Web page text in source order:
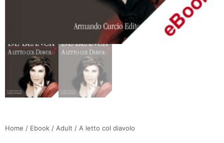
Home / Ebook / Adult / A letto col diavolo